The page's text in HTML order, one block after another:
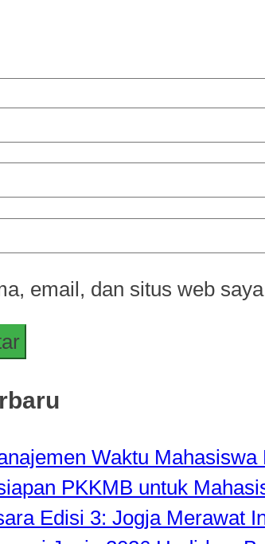
email, dan situs web
Waktu
PKKMB untuk
Edisi 3: Jogja Merawat